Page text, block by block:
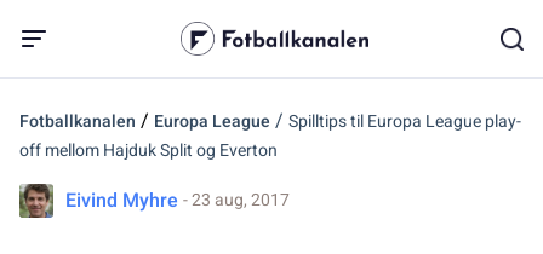
Fotballkanalen / Europa League / Spilltips til Europa League play-
off mellom Hajduk Split og Everton
Eivind Myhre - 23 aug, 2017